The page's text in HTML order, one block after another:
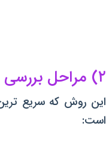
۲) مراحل بررسی آنلاین و رایگان پرونده حقوقی بدون ثبت نام در سایت
این روش که سریع
است: